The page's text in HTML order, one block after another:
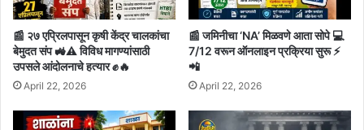
📰 २७ एप्रिलपासून कृषी केंद्र चालकांचा
बेमुदत संप 🚜⚠️ विविध मागण्यांसाठी
उपसले आंदोलनाचे हत्यार ✊🔥
April 22, 2026
📰 जमिनीचा ‘NA’ मिळवणे आता सोपे 💻
7/12 वरून ऑनलाइन प्रक्रिया सुरू ⚡
📲
April 22, 2026